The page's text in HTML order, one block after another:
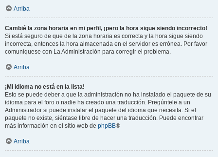
Arriba
Cambié la zona horaria en mi perfil, ¡pero la hora sigue siendo incorrecto!
Si está seguro de que de la zona horaria es correcta y la hora sigue siendo
incorrecta, entonces la hora almacenada en el servidor es errónea. Por favor
comuníquese con La Administración para corregir el problema.
Arriba
¡Mi idioma no está en la lista!
Esto se puede deber a que la administración no ha instalado el paquete de su
idioma para el foro o nadie ha creado una traducción. Pregúntele a un
Administrador si puede instalar el paquete del idioma que necesita. Si el
paquete no existe, siéntase libre de hacer una traducción. Puede encontrar
más información en el sitio web de phpBB®
Arriba